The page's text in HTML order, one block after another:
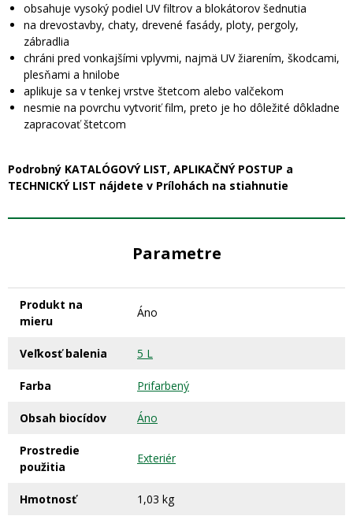
obsahuje vysoký podiel UV filtrov a blokátorov šednutia
na drevostavby, chaty, drevené fasády, ploty, pergoly,
zábradlia
chráni pred vonkajšími vplyvmi, najmä UV žiarením, škodcami,
plesňami a hnilobe
aplikuje sa v tenkej vrstve štetcom alebo valčekom
nesmie na povrchu vytvoriť film, preto je ho dôležité dôkladne
zapracovať štetcom
Podrobný KATALÓGOVÝ LIST, APLIKAČNÝ POSTUP a
TECHNICKÝ LIST nájdete v Prílohách na stiahnutie
Parametre
Produkt na
mieru
Áno
Veľkosť balenia 5 L
Farba Prifarbený
Obsah biocídov Áno
Prostredie
použitia
Exteriér
Hmotnosť 1,03 kg